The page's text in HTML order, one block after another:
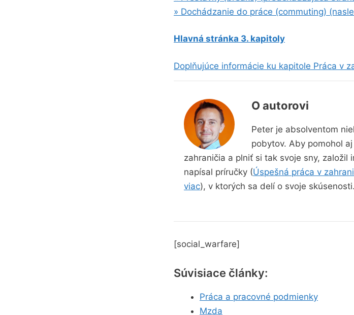
» Dochádzanie do práce (commuting)
Hlavná stránka 3. kapitoly
Doplňujúce informácie ku kapitole Práca v
O autorovi
Peter je absolventom
pobytov. Aby pomohol
zahraničia a plniť si tak svoje sny, založil
napísal príručky (Úspešná práca v
viac), v ktorých sa delí o svoje skúsenosti.
[social_warfare]
Súvisiace články:
Práca a pracovné podmienky
Mzda